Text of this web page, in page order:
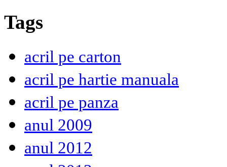
Tags
acril pe carton
acril pe hartie manuala
acril pe panza
anul 2009
anul 2012